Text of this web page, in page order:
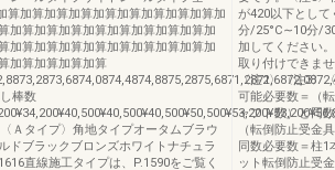
算加算加算加算加算加算加算加算加算加
加算加算加算加算加算加算加算加算加
加算加算加算加算加算加算加算加算加
加算加算加算加算
棒数
Ａタイプ〉角地タイプオータムブラウ
ドブラックブロンズホワイトナチュラ
直線施工タイプは、P.1590をご覧く
が420以下として
分/25°C∼10分/
加してください
取り付けできま
〈注2〉〈注3〉
可能必要数＝（
ャフト数）と同
（転倒防止受金
同数必要数＝柱1
ット転倒防止受